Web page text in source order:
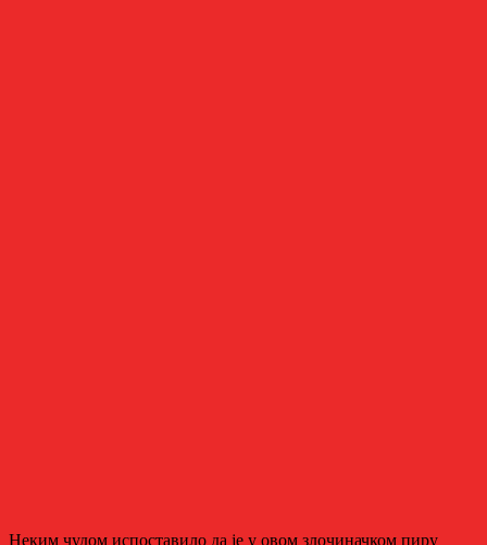
Неким чудом испоставило да је у овом злочиначком пиру